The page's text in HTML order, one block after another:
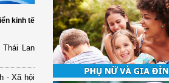
kinh tế
Lan
- Xã hội